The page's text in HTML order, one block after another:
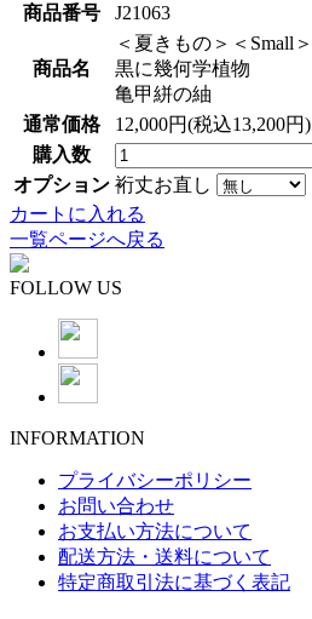
商品番号 J21063
商品名
＜夏きもの＞＜Small＞
黒に幾何学植物
亀甲絣の紬
通常価格
12,000円(税込13,200円)
購入数
オプション 裄丈お直し
カートに入れる
一覧ページへ戻る
FOLLOW US
INFORMATION
プライバシーポリシー
お問い合わせ
お支払い方法について
配送方法・送料について
特定商取引法に基づく表記